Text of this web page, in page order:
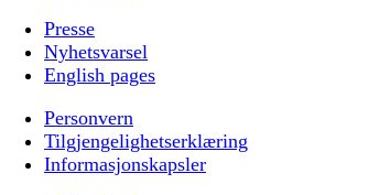
Presse
Nyhetsvarsel
English pages
Personvern
Tilgjengelighetserklæring
Informasjonskapsler